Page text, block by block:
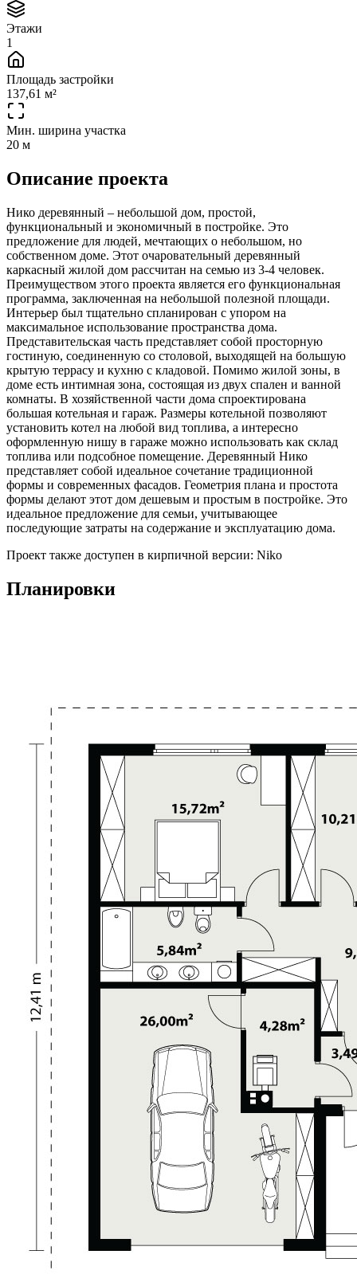
Этажи
1
Площадь застройки
137,61 м²
Мин. ширина участка
20 м
Описание проекта
Нико деревянный – небольшой дом, простой,
функциональный и экономичный в постройке. Это
предложение для людей, мечтающих о небольшом, но
собственном доме. Этот очаровательный деревянный
каркасный жилой дом рассчитан на семью из 3-4 человек.
Преимуществом этого проекта является его функциональная
программа, заключенная на небольшой полезной площади.
Интерьер был тщательно спланирован с упором на
максимальное использование пространства дома.
Представительская часть представляет собой просторную
гостиную, соединенную со столовой, выходящей на большую
крытую террасу и кухню с кладовой. Помимо жилой зоны, в
доме есть интимная зона, состоящая из двух спален и ванной
комнаты. В хозяйственной части дома спроектирована
большая котельная и гараж. Размеры котельной позволяют
установить котел на любой вид топлива, а интересно
оформленную нишу в гараже можно использовать как склад
топлива или подсобное помещение. Деревянный Нико
представляет собой идеальное сочетание традиционной
формы и современных фасадов. Геометрия плана и простота
формы делают этот дом дешевым и простым в постройке. Это
идеальное предложение для семьи, учитывающее
последующие затраты на содержание и эксплуатацию дома.
Проект также доступен в кирпичной версии: Niko
Планировки